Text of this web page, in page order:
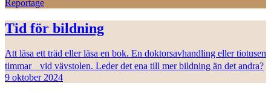
Reportage
Tid för bildning
Att läsa ett träd eller läsa en bok. En doktorsavhandling eller tiotusen
timmar vid vävstolen. Leder det ena till mer bildning än det andra?
9 oktober 2024